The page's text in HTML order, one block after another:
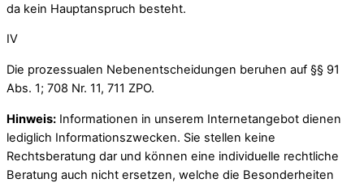
da kein Hauptanspruch besteht.
IV
Die prozessualen Nebenentscheidungen beruhen auf §§ 91
Abs. 1; 708 Nr. 11, 711 ZPO.
Hinweis: Informationen in unserem Internetangebot dienen
lediglich Informationszwecken. Sie stellen keine
Rechtsberatung dar und können eine individuelle rechtliche
Beratung auch nicht ersetzen, welche die Besonderheiten